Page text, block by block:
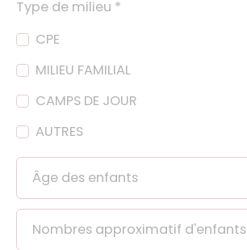
Type de milieu *
CPE
MILIEU FAMILIAL
CAMPS DE JOUR
AUTRES
Âge des enfants
Nombres approximatif d'enfants